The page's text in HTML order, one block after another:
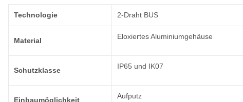
Technologie 2-Draht BUS
Material Eloxiertes Aluminiumgehäuse
Schutzklasse IP65 und IK07
Einbaumöglichkeit Aufputz